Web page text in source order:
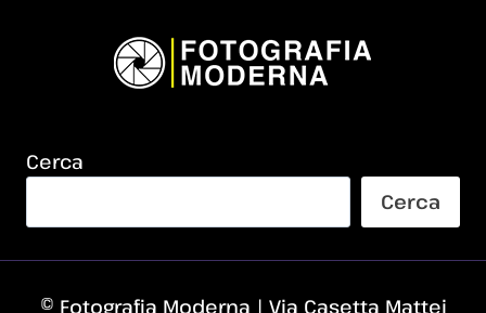
Cerca
Cerca
© Fotografia Moderna | Via Casetta Mattei